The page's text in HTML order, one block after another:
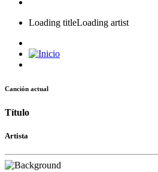
Loading titleLoading artist
Canción actual
Título
Artista